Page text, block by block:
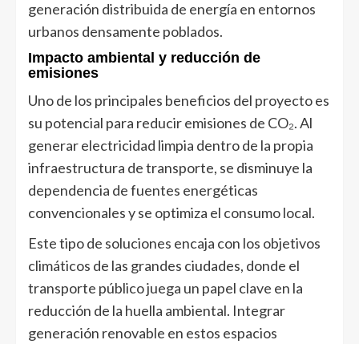
generación distribuida de energía en entornos
urbanos densamente poblados.
Impacto ambiental y reducción de
emisiones
Uno de los principales beneficios del proyecto es
su potencial para reducir emisiones de CO₂. Al
generar electricidad limpia dentro de la propia
infraestructura de transporte, se disminuye la
dependencia de fuentes energéticas
convencionales y se optimiza el consumo local.
Este tipo de soluciones encaja con los objetivos
climáticos de las grandes ciudades, donde el
transporte público juega un papel clave en la
reducción de la huella ambiental. Integrar
generación renovable en estos espacios